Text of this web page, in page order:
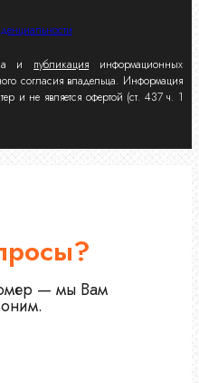
и публикация информационных
согласия владельца. Информация
и не является офертой (ст. 437 ч. 1
— мы Вам